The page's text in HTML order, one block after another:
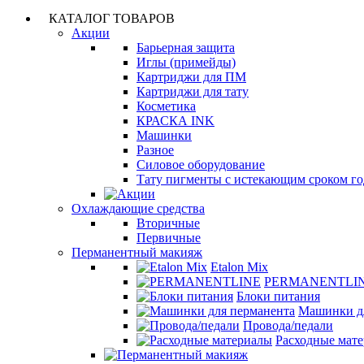
КАТАЛОГ ТОВАРОВ
Акции
Барьерная защита
Иглы (примейды)
Картриджи для ПМ
Картриджи для тату
Косметика
КРАСКА INK
Машинки
Разное
Силовое оборудование
Тату пигменты с истекающим сроком
Охлаждающие средства
Вторичные
Первичные
Перманентный макияж
Etalon Mix
Блоки питания
Машинки
Провода/педали
Расходные